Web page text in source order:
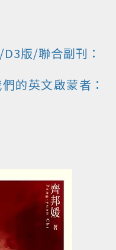
版/聯合副刊：
的英文啟蒙者：